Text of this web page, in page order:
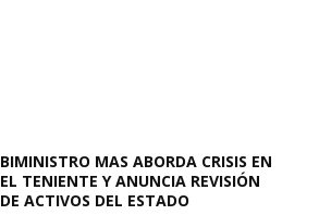
BIMINISTRO MAS ABORDA CRISIS EN
EL TENIENTE Y ANUNCIA REVISIÓN
DE ACTIVOS DEL ESTADO